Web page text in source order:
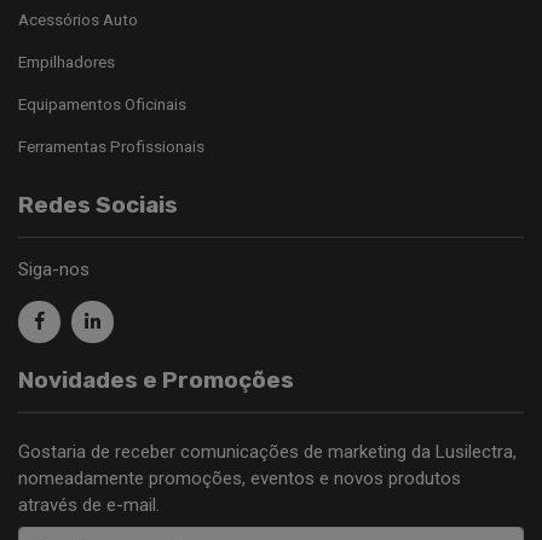
Acessórios Auto
Empilhadores
Equipamentos Oficinais
Ferramentas Profissionais
Redes Sociais
Siga-nos
Novidades e Promoções
Gostaria de receber comunicações de marketing da Lusilectra,
nomeadamente promoções, eventos e novos produtos
através de e-mail.